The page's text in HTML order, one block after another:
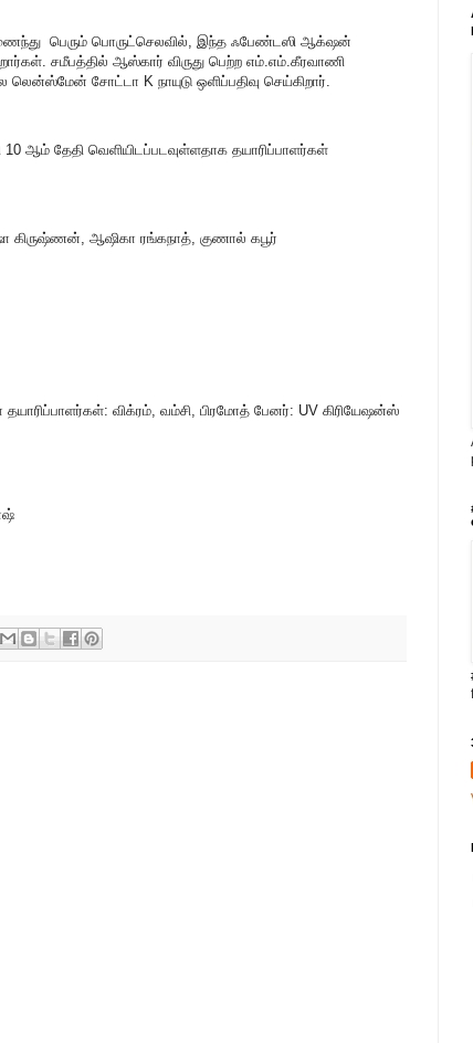
பெரும் பொருட்செலவில், இந்த ஃபேண்டஸி ஆக்‌ஷன்
சமீபத்தில் ஆஸ்கார் விருது பெற்ற எம்.எம்.கீரவாணி
லென்ஸ்மேன் சோட்டா K நாயுடு ஒளிப்பதிவு செய்கிறார்.
ஆம் தேதி வெளியிடப்படவுள்ளதாக தயாரிப்பாளர்கள்
கிருஷ்ணன், ஆஷிகா ரங்கநாத், குணால் கபூர்
தயாரிப்பாளர்கள்: விக்ரம், வம்சி, பிரமோத் பேனர்: UV கிரியேஷன்ஸ்